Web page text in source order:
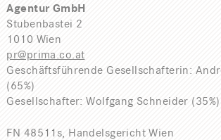
Agentur GmbH
Stubenbastei 2
1010 Wien
pr@prima.co.at
Geschäftsführende Gesellschafterin:
(65%)
Gesellschafter: Wolfgang Schneider (35%)
FN 48511s, Handelsgericht Wien